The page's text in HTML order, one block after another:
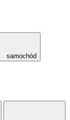
samochód